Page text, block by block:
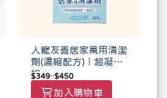
人寵友善居家萬用清潔
劑(濃縮配方)｜超凝小
姐
$349–$450
加入購物車